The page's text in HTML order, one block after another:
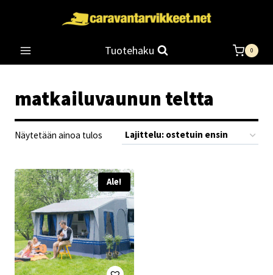
Tuotehaku 0
matkailuvaunun teltta
Näytetään ainoa tulos
Ale!